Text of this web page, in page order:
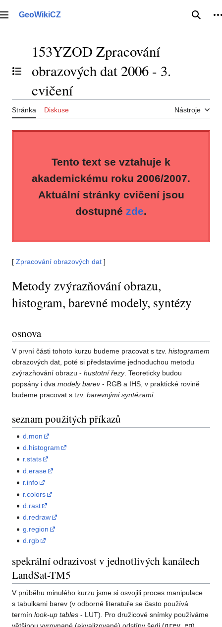
na
Hlavní menu
GeoWikiCZ Hledat
Přepnout obsah
153YZOD Zpracování
obrazových dat 2006 - 3.
cvičení
Stránka Diskuse Nástroje
Tento text se vztahuje k
akademickému roku 2006/2007.
Aktuální stránky cvičení jsou
dostupné zde.
[ Zpracování obrazových dat ]
Metody zvýrazňování obrazu,
histogram, barevné modely, syntézy
osnova
V první části tohoto kurzu budeme pracovat s tzv. histogramem
obrazových dat, poté si představíme jednoduchou metodu
zvýrazňování obrazu - hustotní řezy. Teoreticky budou
popsány i dva modely barev- RGB a IHS, v praktické rovině
budeme pracovat s tzv. barevnými syntézami.
seznam použitých příkazů
d.mon
d.histogram
r.stats
d.erase
r.info
r.colors
d.rast
d.redraw
g.region
d.rgb
spekrální odrazivost v jednotlivých kanálech
LandSat-TM5
V průběhu minulého kurzu jsme si osvojili proces manipulace
s tabulkami barev (v odborné literatuře se často používá
termín look-up tables - LUT). Pro družicové snímky používáme